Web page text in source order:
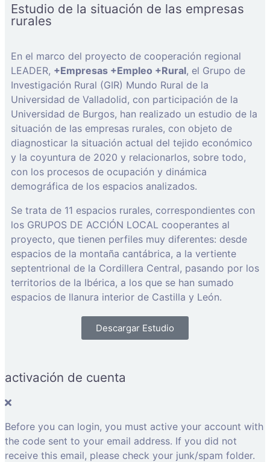
Estudio de la situación de las empresas
rurales
En el marco del proyecto de cooperación regional
LEADER, +Empresas +Empleo +Rural, el Grupo de
Investigación Rural (GIR) Mundo Rural de la
Universidad de Valladolid, con participación de la
Universidad de Burgos, han realizado un estudio de la
situación de las empresas rurales, con objeto de
diagnosticar la situación actual del tejido económico
y la coyuntura de 2020 y relacionarlos, sobre todo,
con los procesos de ocupación y dinámica
demográfica de los espacios analizados.
Se trata de 11 espacios rurales, correspondientes con
los GRUPOS DE ACCIÓN LOCAL cooperantes al
proyecto, que tienen perfiles muy diferentes: desde
espacios de la montaña cantábrica, a la vertiente
septentrional de la Cordillera Central, pasando por los
territorios de la Ibérica, a los que se han sumado
espacios de llanura interior de Castilla y León.
Descargar Estudio
activación de cuenta
Before you can login, you must active your account with
the code sent to your email address. If you did not
receive this email, please check your junk/spam folder.